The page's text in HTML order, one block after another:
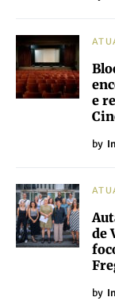
e
by
de
by